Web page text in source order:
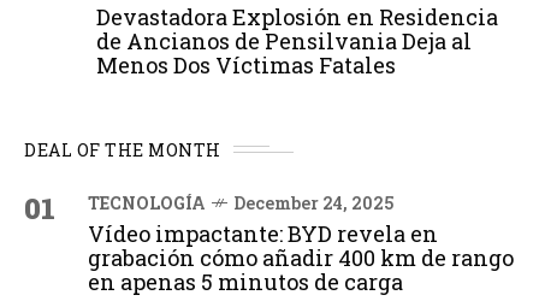
Devastadora Explosión en Residencia
de Ancianos de Pensilvania Deja al
Menos Dos Víctimas Fatales
DEAL OF THE MONTH
01 TECNOLOGÍA December 24, 2025
Vídeo impactante: BYD revela en
grabación cómo añadir 400 km de rango
en apenas 5 minutos de carga